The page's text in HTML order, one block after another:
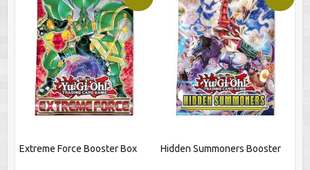
Extreme Force Booster Box Hidden Summoners Booster